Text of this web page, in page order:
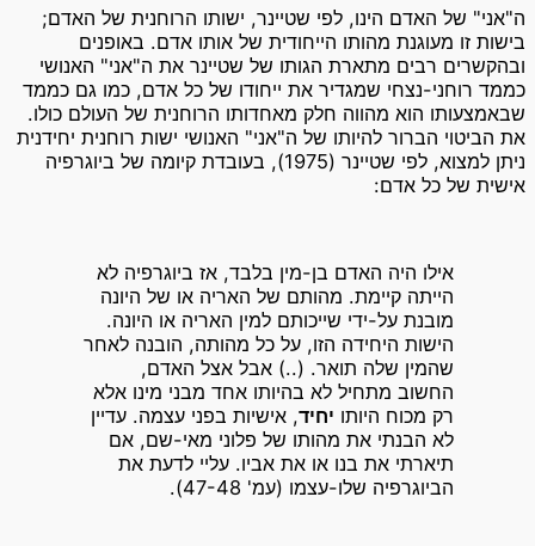
ה"אני" של האדם הינו, לפי שטיינר, ישותו הרוחנית של האדם;
בישות זו מעוגנת מהותו הייחודית של אותו אדם. באופנים
ובהקשרים רבים מתארת הגותו של שטיינר את ה"אני" האנושי
כממד רוחני-נצחי שמגדיר את ייחודו של כל אדם, כמו גם כממד
שבאמצעותו הוא מהווה חלק מאחדותו הרוחנית של העולם כולו.
את הביטוי הברור להיותו של ה"אני" האנושי ישות רוחנית יחידנית
ניתן למצוא, לפי שטיינר (1975), בעובדת קיומה של ביוגרפיה
אישית של כל אדם:
אילו היה האדם בן-מין בלבד, אז ביוגרפיה לא
הייתה קיימת. מהותם של האריה או של היונה
מובנת על-ידי שייכותם למין האריה או היונה.
הישות היחידה הזו, על כל מהותה, הובנה לאחר
שהמין שלה תואר. (..) אבל אצל האדם,
החשוב מתחיל לא בהיותו אחד מבני מינו אלא
רק מכוח היותו יחיד, אישיות בפני עצמה. עדיין
לא הבנתי את מהותו של פלוני מאי-שם, אם
תיארתי את בנו או את אביו. עליי לדעת את
הביוגרפיה שלו-עצמו (עמ' 47-48).